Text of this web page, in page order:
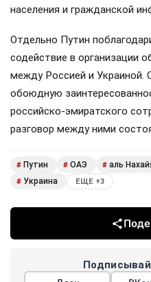
населения и гражданской
Отдельно Путин
содействие в организации
между Россией и Украиной.
обоюдную
российско-эмиратского
разговор между ними
# Путин # ОАЭ # аль
# Украина ЕЩЕ +3